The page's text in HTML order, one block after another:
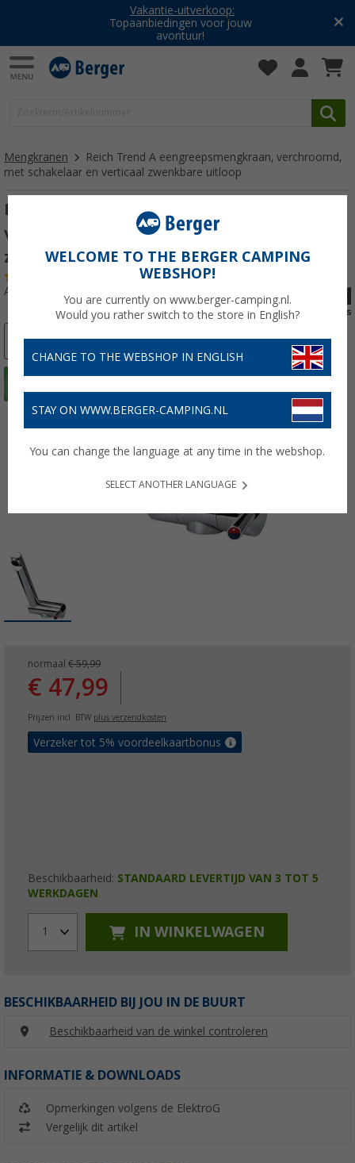
Vakantie-uitverkoop:
Topaanbiedingen voor jouw
avontuur!
Mengkranen
Reich Trend A eengreepsmengkraan, verchroomd,
met schakelaar en verticaal zwenkbare uitloop
Reich Trend A eengreepsmengkraan,
verchroomd, met schakelaar en verticaal
zwenkbare uitloop
Artikelnr: 136470
-20%
normaal € 59,99
€ 47,99
Prijzen incl. BTW plus verzendkosten
Verzeker tot 5% voordeelkaartbonus
Beschikbaarheid: STANDAARD LEVERTIJD VAN 3 TOT 5
WERKDAGEN
1 IN WINKELWAGEN
BESCHIKBAARHEID BIJ JOU IN DE BUURT
Beschikbaarheid van de winkel controleren
INFORMATIE & DOWNLOADS
Opmerkingen volgens de ElektroG
Vergelijk dit artikel
WELCOME TO THE BERGER CAMPING
WEBSHOP!
You are currently on www.berger-camping.nl.
Would you rather switch to the store in English?
CHANGE TO THE WEBSHOP IN ENGLISH
STAY ON WWW.BERGER-CAMPING.NL
You can change the language at any time in the webshop.
SELECT ANOTHER LANGUAGE